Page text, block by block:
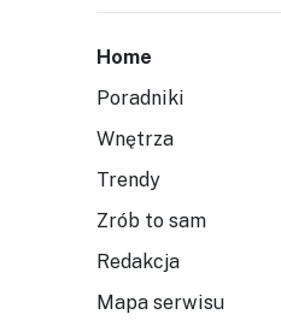
Home
Poradniki
Wnętrza
Trendy
Zrób to sam
Redakcja
Mapa serwisu